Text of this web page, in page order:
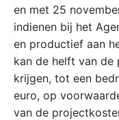
en met 25
indienen bij het
en productief aan
kan de helft van de
krijgen, tot een
euro, op
van de